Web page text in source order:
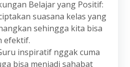
Belajar yang Positif:
suasana kelas yang
sehingga kita bisa
efektif.
inspiratif nggak cuma
bisa menjadi sahabat